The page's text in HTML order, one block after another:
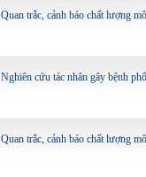
Quan trắc, cảnh báo chất lượng
Nghiên cứu tác nhân gây bệnh
Quan trắc, cảnh báo chất lượng